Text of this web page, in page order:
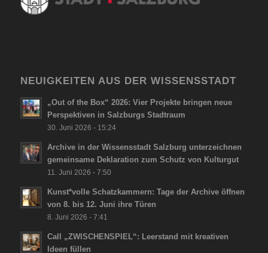
NEUIGKEITEN AUS DER WISSENSSTADT
„Out of the Box“ 2026: Vier Projekte bringen neue
Perspektiven in Salzburgs Stadtraum
30. Juni 2026 - 15:24
Archive in der Wissensstadt Salzburg unterzeichnen
gemeinsame Deklaration zum Schutz von Kulturgut
11. Juni 2026 - 7:50
Kunst*volle Schatzkammern: Tage der Archive öffnen
von 8. bis 12. Juni ihre Türen
8. Juni 2026 - 7:41
Call „ZWISCHENSPIEL“: Leerstand mit kreativen
Ideen füllen